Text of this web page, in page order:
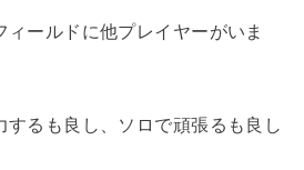
ィールドに他プレイヤーがいま
するも良し、ソロで頑張るも良し